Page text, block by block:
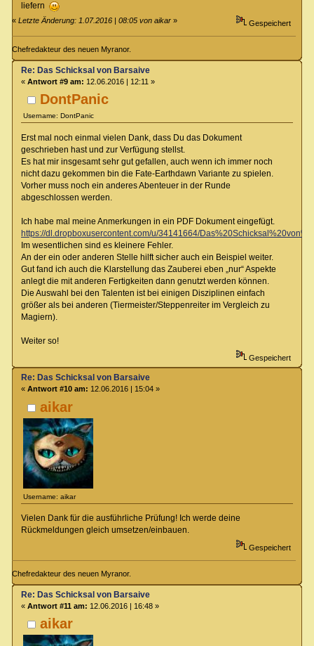
liefern
«Letzte Änderung: 1.07.2016 | 08:05 von aikar » Gespeichert
Chefredakteur des neuen Myranor.
DontPanic
Username: DontPanic
Re: Das Schicksal von Barsaive
« Antwort #9 am: 12.06.2016 | 12:11 »
Erst mal noch einmal vielen Dank, dass Du das Dokument
geschrieben hast und zur Verfügung stellst.
Es hat mir insgesamt sehr gut gefallen, auch wenn ich immer noch
nicht dazu gekommen bin die Fate-Earthdawn Variante zu spielen.
Vorher muss noch ein anderes Abenteuer in der Runde
abgeschlossen werden.
Ich habe mal meine Anmerkungen in ein PDF Dokument eingefügt.
https://dl.dropboxusercontent.com/u/34141664/
Im wesentlichen sind es kleinere Fehler.
An der ein oder anderen Stelle hilft sicher auch ein Beispiel weiter.
Gut fand ich auch die Klarstellung das Zauberei eben „nur“ Aspekte
anlegt die mit anderen Fertigkeiten dann genutzt werden können.
Die Auswahl bei den Talenten ist bei einigen Disziplinen einfach
größer als bei anderen (Tiermeister/Steppenreiter im Vergleich zu
Magiern).
Weiter so!
Gespeichert
aikar
Username: aikar
Re: Das Schicksal von Barsaive
« Antwort #10 am: 12.06.2016 | 15:04 »
Vielen Dank für die ausführliche Prüfung! Ich werde deine
Rückmeldungen gleich umsetzen/einbauen.
Gespeichert
Chefredakteur des neuen Myranor.
aikar
Re: Das Schicksal von Barsaive
« Antwort #11 am: 12.06.2016 | 16:48 »